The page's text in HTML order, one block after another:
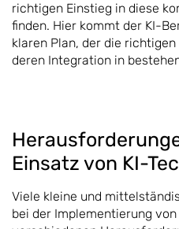
richtigen Einstieg in diese
finden. Hier kommt der KI-
klaren Plan, der die
deren Integration in
Einsatz von KI-
Viele kleine und
bei der Implementierung